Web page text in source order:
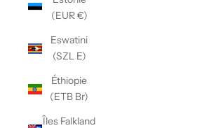
(EUR €)
Eswatini
(SZL E)
Éthiopie
(ETB Br)
Îles Falkland